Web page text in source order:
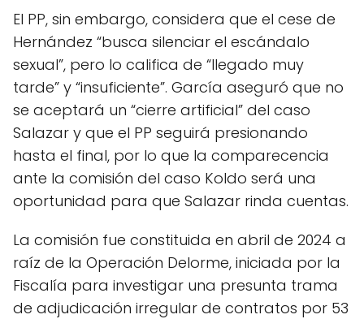
El PP, sin embargo, considera que el cese de
Hernández “busca silenciar el escándalo
sexual”, pero lo califica de “llegado muy
tarde” y “insuficiente”. García aseguró que no
se aceptará un “cierre artificial” del caso
Salazar y que el PP seguirá presionando
hasta el final, por lo que la comparecencia
ante la comisión del caso Koldo será una
oportunidad para que Salazar rinda cuentas.
La comisión fue constituida en abril de 2024 a
raíz de la Operación Delorme, iniciada por la
Fiscalía para investigar una presunta trama
de adjudicación irregular de contratos por 53